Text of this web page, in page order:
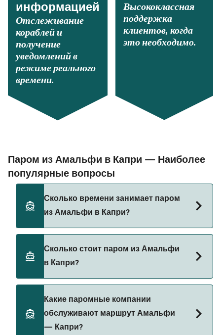
информацией
Отслеживание
кораблей и
получение
уведомлений в
режиме реального
времени.
Высококлассная
поддержка
клиентов, когда
это необходимо.
Паром из Амальфи в Капри — Наиболее
популярные вопросы
Сколько времени занимает паром
из Амальфи в Капри?
Капри составляет примерно 1 ч. Длительность
рейса может меняться в зависимости от сезона
и оператора, поэтому рекомендуется проверить
Сколько стоит паром из Амальфи
в Капри?
цена парома из Амальфи в Капри составляет
115₽. Цена указана без учета сборов за
Какие паромные компании
обслуживают маршрут Амальфи
— Капри?